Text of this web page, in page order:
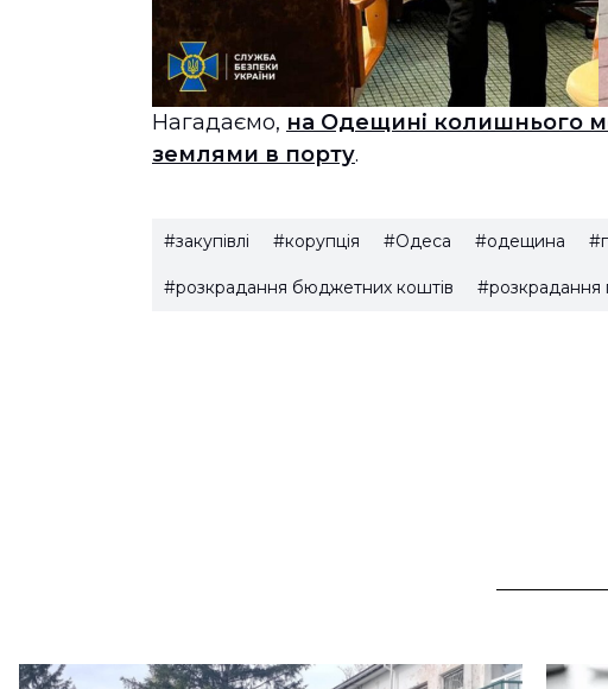
Нагадаємо, на Одещині колишнього
землями в порту.
#закупівлі #корупція #Одеса #одещина
#розкрадання бюджетних коштів #розкрадання